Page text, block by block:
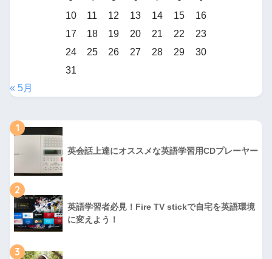
10
11 12 13 14 15
16
17
18 19 20 21 22
23
24
25 26 27 28 29
30
31
« 5月
1
英会話上達にオススメな英語学習用CDプレーヤー
2
英語学習者必見！Fire TV stickで自宅を英語環境
に変えよう！
3